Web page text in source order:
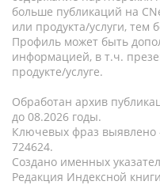
больше публикаций на
или продукта/услуги,
Профиль может быть
информацией, в т.ч.
продукте/услуге.
Обработан архив
до 08.2026 годы.
Ключевых фраз выявлено
724624.
Создано именных
Редакция Индексной